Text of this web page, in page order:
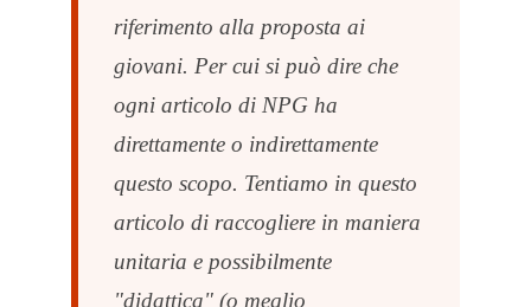
riferimento alla proposta ai
giovani. Per cui si può dire che
ogni articolo di NPG ha
direttamente o indirettamente
questo scopo. Tentiamo in questo
articolo di raccogliere in maniera
unitaria e possibilmente
"didattica" (o meglio